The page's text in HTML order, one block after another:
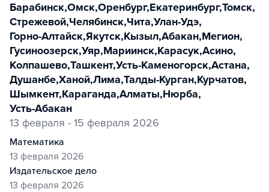
Барабинск,Омск,Оренбург,Екатеринбург,Томск,
Стрежевой,Челябинск,Чита,Улан-Удэ,
Горно-Алтайск,Якутск,Кызыл,Абакан,Мегион,
Гусиноозерск,Уяр,Мариинск,Карасук,Асино,
Колпашево,Ташкент,Усть-Каменогорск,Астана,
Душанбе,Ханой,Лима,Талды-Курган,Курчатов,
Шымкент,Караганда,Алматы,Нюрба,
Усть-Абакан
13 февраля - 15 февраля 2026
математика
13 февраля 2026
издательское дело
13 февраля 2026